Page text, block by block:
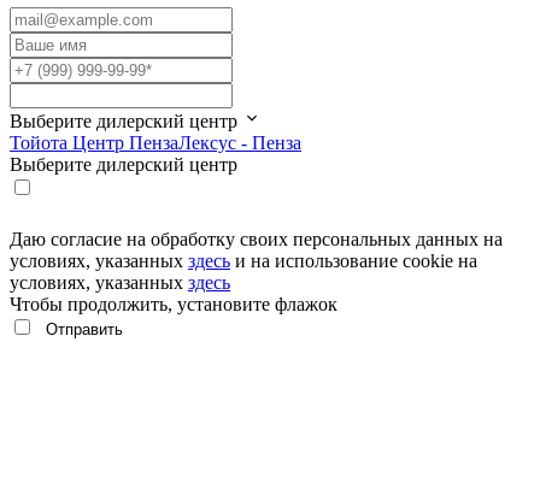
Выберите дилерский центр
Тойота Центр ПензаЛексус - Пенза
Выберите дилерский центр
Даю согласие на обработку своих персональных данных на
условиях, указанных здесь и на использование cookie на
условиях, указанных здесь
Чтобы продолжить, установите флажок